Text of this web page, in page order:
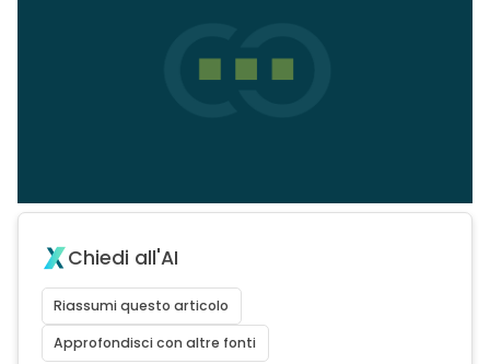
Chiedi all'AI
Riassumi questo articolo
Approfondisci con altre fonti